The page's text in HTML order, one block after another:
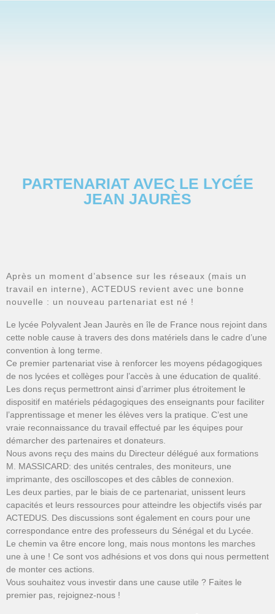
PARTENARIAT AVEC LE LYCÉE
JEAN JAURÈS
Après un moment d’absence sur les réseaux (mais un
travail en interne), ACTEDUS revient avec une bonne
nouvelle : un nouveau partenariat est né !
Le lycée Polyvalent Jean Jaurès en île de France nous rejoint dans
cette noble cause à travers des dons matériels dans le cadre d’une
convention à long terme.
Ce premier partenariat vise à renforcer les moyens pédagogiques
de nos lycées et collèges pour l’accès à une éducation de qualité.
Les dons reçus permettront ainsi d’arrimer plus étroitement le
dispositif en matériels pédagogiques des enseignants pour faciliter
l’apprentissage et mener les élèves vers la pratique. C’est une
vraie reconnaissance du travail effectué par les équipes pour
démarcher des partenaires et donateurs.
Nous avons reçu des mains du Directeur délégué aux formations
M. MASSICARD: des unités centrales, des moniteurs, une
imprimante, des oscilloscopes et des câbles de connexion.
Les deux parties, par le biais de ce partenariat, unissent leurs
capacités et leurs ressources pour atteindre les objectifs visés par
ACTEDUS. Des discussions sont également en cours pour une
correspondance entre des professeurs du Sénégal et du Lycée.
Le chemin va être encore long, mais nous montons les marches
une à une ! Ce sont vos adhésions et vos dons qui nous permettent
de monter ces actions.
Vous souhaitez vous investir dans une cause utile ? Faites le
premier pas, rejoignez-nous !